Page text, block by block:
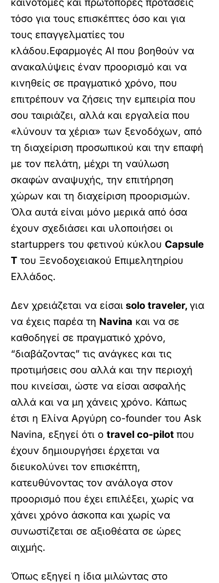
καινοτόμες και πρωτοπόρες προτάσεις
τόσο για τους επισκέπτες όσο και για
τους επαγγελματίες του
κλάδου.Εφαρμογές AI που βοηθούν να
ανακαλύψεις έναν προορισμό και να
κινηθείς σε πραγματικό χρόνο, που
επιτρέπουν να ζήσεις την εμπειρία που
σου ταιριάζει, αλλά και εργαλεία που
«λύνουν τα χέρια» των ξενοδόχων, από
τη διαχείριση προσωπικού και την επαφή
με τον πελάτη, μέχρι τη ναύλωση
σκαφών αναψυχής, την επιτήρηση
χώρων και τη διαχείριση προορισμών.
Όλα αυτά είναι μόνο μερικά από όσα
έχουν σχεδιάσει και υλοποιήσει οι
startuppers του φετινού κύκλου Capsule
T του Ξενοδοχειακού Επιμελητηρίου
Ελλάδος.
Δεν χρειάζεται να είσαι solo traveler,για
να έχεις παρέα τη Navina και να σε
καθοδηγεί σε πραγματικό χρόνο,
“διαβάζοντας” τις ανάγκες και τις
προτιμήσεις σου αλλά και την περιοχή
που κινείσαι, ώστε να είσαι ασφαλής
αλλά και να μη χάνεις χρόνο. Κάπως
έτσι η Ελίνα Αργύρη co-founder του Ask
Navina, εξηγεί ότι οtravel co-pilotπου
έχουν δημιουργήσει έρχεται να
διευκολύνει τον επισκέπτη,
κατευθύνοντας τον ανάλογα στον
προορισμό που έχει επιλέξει, χωρίς να
χάνει χρόνο άσκοπα και χωρίς να
συνωστίζεται σε αξιοθέατα σε ώρες
αιχμής.
Όπως εξηγεί η ίδια μιλώντας στο